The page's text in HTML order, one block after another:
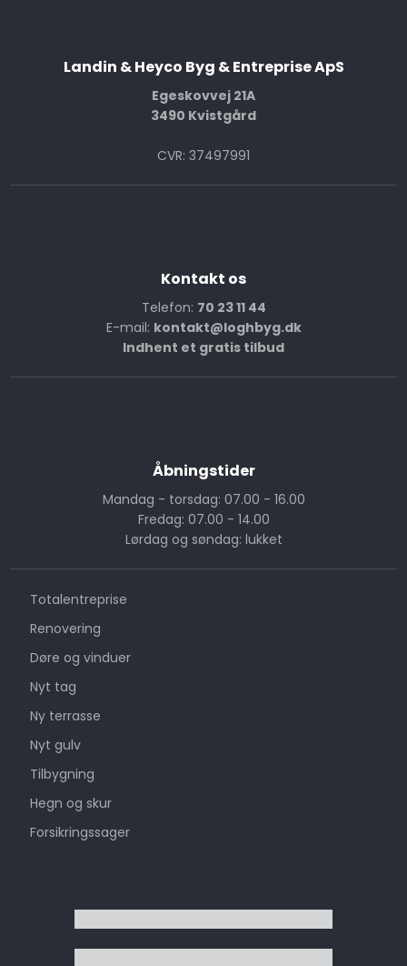
Landin & Heyco Byg & Entreprise ApS
Egeskovvej 21A
3490 Kvistgård
CVR: 37497991
Kontakt os
Telefon: 70 23 11 44
E-mail: kontakt@loghbyg.dk
Indhent et gratis tilbud
Åbningstider
Mandag - torsdag: 07.00 - 16.00
Fredag: 07.00 - 14.00
Lørdag og søndag: lukket
​Totalentreprise
Renovering
Døre og vinduer
Nyt tag
Ny terrasse
Nyt gulv
Tilbygning
Hegn og skur
Forsikringssager